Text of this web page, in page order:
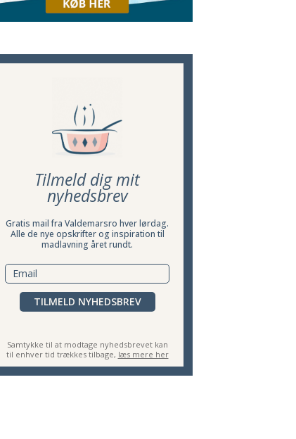
KNUSTE KARTOFLER MED HVIDLØG OG
PARMESAN
Tilmeld dig mit
nyhedsbrev
Gratis mail fra Valdemarsro hver lørdag.
Alle de nye opskrifter og inspiration til
madlavning året rundt.
TILMELD NYHEDSBREV
Samtykke til at modtage nyhedsbrevet kan
til enhver tid trækkes tilbage, læs mere her